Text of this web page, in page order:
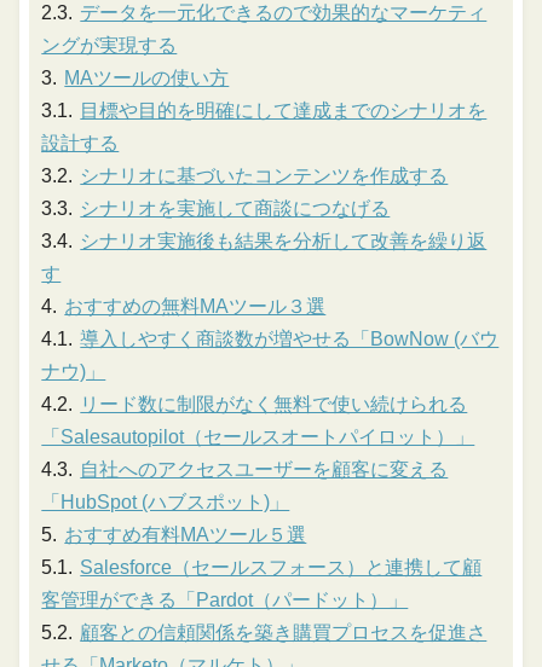
データを一元化できるので効果的なマーケティ
ングが実現する
MAツールの使い方
目標や目的を明確にして達成までのシナリオを
設計する
シナリオに基づいたコンテンツを作成する
シナリオを実施して商談につなげる
シナリオ実施後も結果を分析して改善を繰り返
す
おすすめの無料MAツール３選
導入しやすく商談数が増やせる「BowNow (バウ
ナウ)」
リード数に制限がなく無料で使い続けられる
「Salesautopilot（セールスオートパイロット）」
自社へのアクセスユーザーを顧客に変える
「HubSpot (ハブスポット)」
おすすめ有料MAツール５選
Salesforce（セールスフォース）と連携して顧
客管理ができる「Pardot（パードット）」
顧客との信頼関係を築き購買プロセスを促進さ